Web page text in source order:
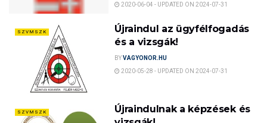
2020-06-04 - UPDATED ON 2024-07-31
SZVMSZK
Újraindul az ügyfélfogadás
és a vizsgák!
BYVAGYONOR.HU
2020-05-28 - UPDATED ON 2024-07-31
SZVMSZK
Újraindulnak a képzések és